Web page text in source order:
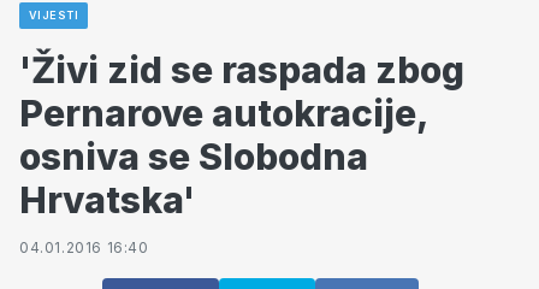
VIJESTI
'Živi zid se raspada zbog
Pernarove autokracije,
osniva se Slobodna
Hrvatska'
04.01.2016 16:40